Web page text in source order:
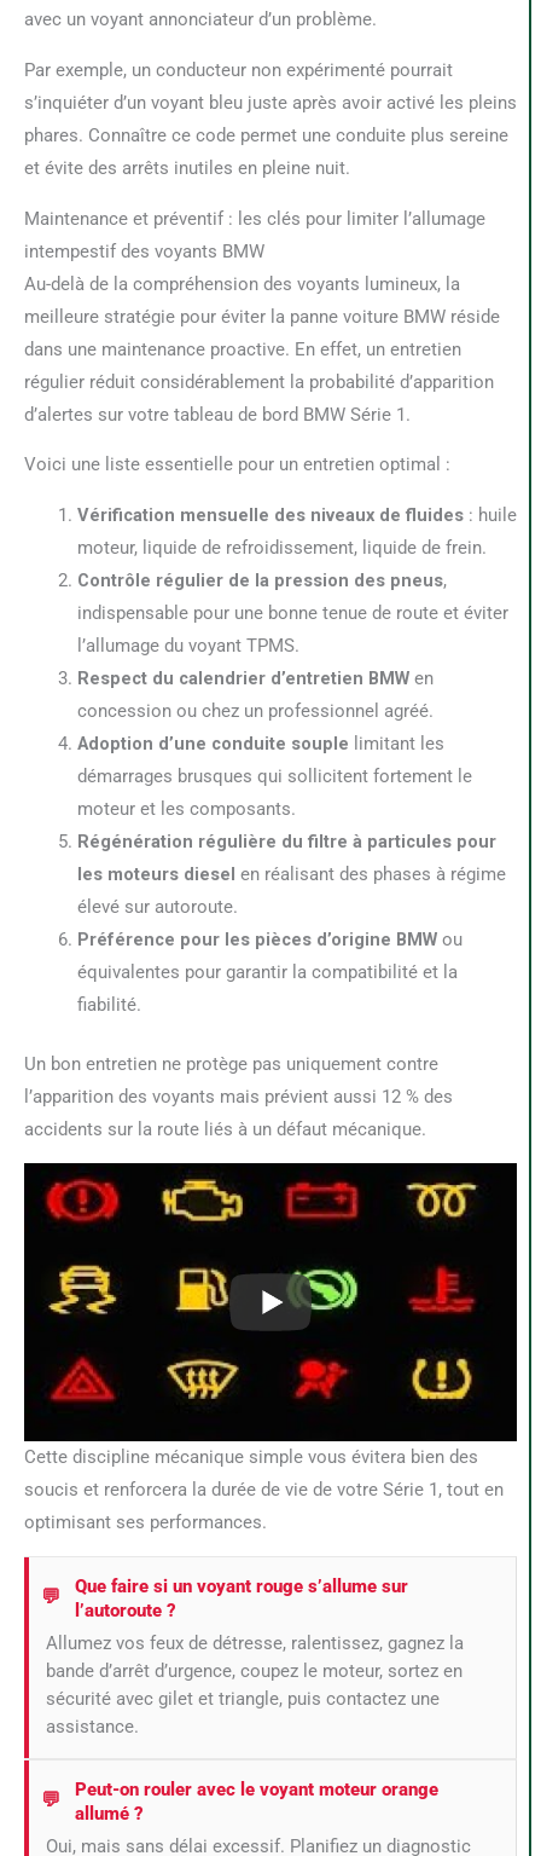
avec un voyant annonciateur d’un problème.
Par exemple, un conducteur non expérimenté pourrait
s’inquiéter d’un voyant bleu juste après avoir activé les pleins
phares. Connaître ce code permet une conduite plus sereine
et évite des arrêts inutiles en pleine nuit.
Maintenance et préventif : les clés pour limiter l’allumage
intempestif des voyants BMW
Au-delà de la compréhension des voyants lumineux, la
meilleure stratégie pour éviter la panne voiture BMW réside
dans une maintenance proactive. En effet, un entretien
régulier réduit considérablement la probabilité d’apparition
d’alertes sur votre tableau de bord BMW Série 1.
Voici une liste essentielle pour un entretien optimal :
Vérification mensuelle des niveaux de fluides: huile
moteur, liquide de refroidissement, liquide de frein.
Contrôle régulier de la pression des pneus,
indispensable pour une bonne tenue de route et éviter
l’allumage du voyant TPMS.
Respect du calendrier d’entretien BMWen
concession ou chez un professionnel agréé.
Adoption d’une conduite souple limitant les
démarrages brusques qui sollicitent fortement le
moteur et les composants.
Régénération régulière du filtre à particules pour
les moteurs diesel en réalisant des phases à régime
élevé sur autoroute.
Préférence pour les pièces d’origine BMWou
équivalentes pour garantir la compatibilité et la
fiabilité.
Un bon entretien ne protège pas uniquement contre
l’apparition des voyants mais prévient aussi 12 % des
accidents sur la route liés à un défaut mécanique.
Cette discipline mécanique simple vous évitera bien des
soucis et renforcera la durée de vie de votre Série 1, tout en
optimisant ses performances.
Que faire si un voyant rouge s’allume sur
l’autoroute ?
Allumez vos feux de détresse, ralentissez, gagnez la
bande d’arrêt d’urgence, coupez le moteur, sortez en
sécurité avec gilet et triangle, puis contactez une
assistance.
Peut-on rouler avec le voyant moteur orange
allumé ?
Oui, mais sans délai excessif. Planifiez un diagnostic